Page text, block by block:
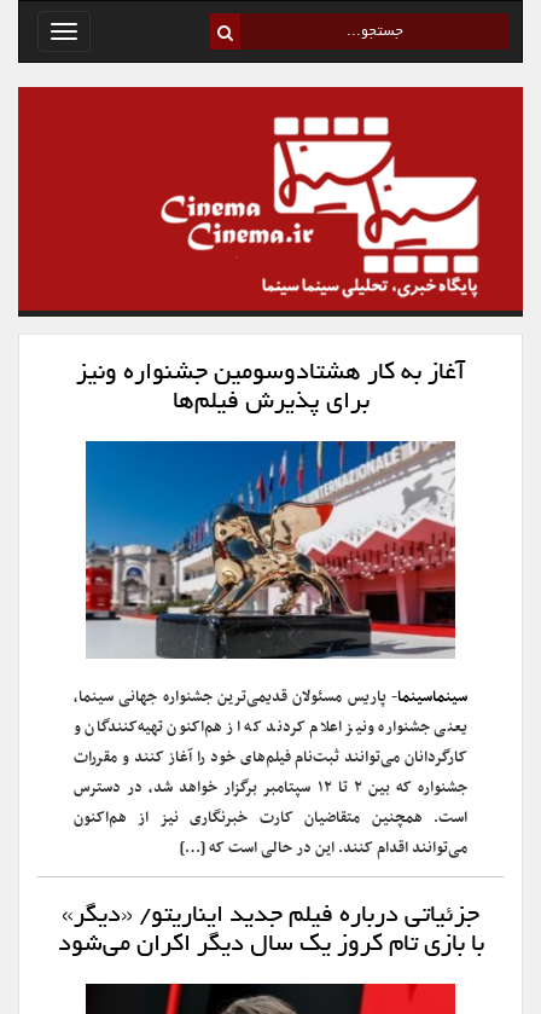
Toggle
آغاز به کار هشتادوسومین جشنواره ونیز
برای پذیرش فیلم‌ها
سینماسینما- پاریس مسئولان قدیمی‌ترین جشنواره جهانی سینما،
یعنی جشنواره ونیز اعلام کردند که از هم‌اکنون تهیه‌کنندگان و
کارگردانان می‌توانند ثبت‌نام فیلم‌های خود را آغاز کنند و مقررات
جشنواره که بین ۲ تا ۱۲ سپتامبر برگزار خواهد شد، در دسترس
است. همچنین متقاضیان کارت خبرنگاری نیز از هم‌اکنون
می‌توانند اقدام کنند. این در حالی است که […]
جزئیاتی درباره فیلم جدید ایناریتو/ «دیگر»
با بازی تام کروز یک سال دیگر اکران می‌شود